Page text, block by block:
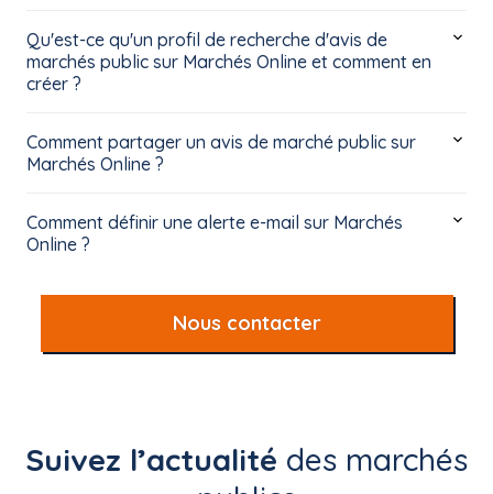
Qu'est-ce qu'un profil de recherche d'avis de
marchés public sur Marchés Online et comment en
créer ?
Comment partager un avis de marché public sur
Marchés Online ?
Comment définir une alerte e-mail sur Marchés
Online ?
Nous contacter
Suivez l’actualité des marchés